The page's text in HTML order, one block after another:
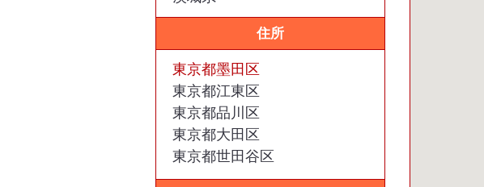
住所
東京都墨田区
東京都江東区
東京都品川区
東京都大田区
東京都世田谷区
東京都葛飾区